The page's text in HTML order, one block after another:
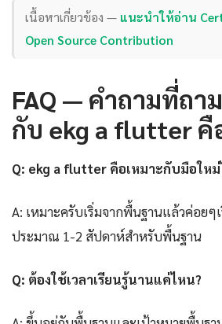
เนื้อหาเกี่ยวข้อง — แนะนำให้อ่าน
Open Source Contribution
FAQ — คำถามที่ถา
กับ ekg a flutter คื
Q: ekg a flutter คือเหมาะกับมือใหม่
A: เหมาะครับเริ่มจากพื้นฐานแล้วค่อยๆ
ประมาณ 1-2 สัปดาห์สำหรับพื้นฐาน
Q: ต้องใช้เวลาเรียนรู้นานแค่ไหน?